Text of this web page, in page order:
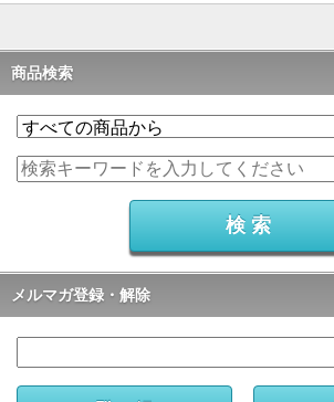
商品検索
メルマガ登録・解除